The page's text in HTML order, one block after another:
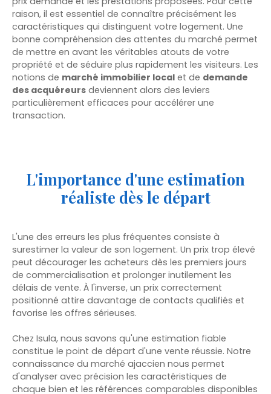
raison, il est essentiel de connaître précisément les
caractéristiques qui distinguent votre logement. Une
bonne compréhension des attentes du marché permet
de mettre en avant les véritables atouts de votre
propriété et de séduire plus rapidement les visiteurs. Les
notions de marché immobilier local et de demande
des acquéreurs deviennent alors des leviers
particulièrement efficaces pour accélérer une
transaction.
L'importance d'une estimation
réaliste dès le départ
L'une des erreurs les plus fréquentes consiste à
surestimer la valeur de son logement. Un prix trop élevé
peut décourager les acheteurs dès les premiers jours
de commercialisation et prolonger inutilement les
délais de vente. À l'inverse, un prix correctement
positionné attire davantage de contacts qualifiés et
favorise les offres sérieuses.
Chez Isula, nous savons qu'une estimation fiable
constitue le point de départ d'une vente réussie. Notre
connaissance du marché ajaccien nous permet
d'analyser avec précision les caractéristiques de
chaque bien et les références comparables disponibles